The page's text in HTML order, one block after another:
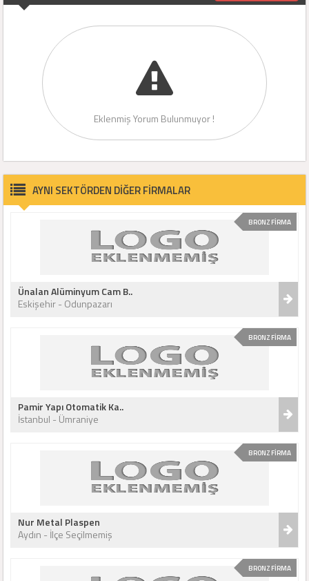
Eklenmiş Yorum Bulunmuyor !
AYNI SEKTÖRDEN DİĞER FİRMALAR
BRONZ FİRMA
Ünalan Alüminyum Cam B..
Eskişehir - Odunpazarı
BRONZ FİRMA
Pamir Yapı Otomatik Ka..
İstanbul - Ümraniye
BRONZ FİRMA
Nur Metal Plaspen
Aydın - İlçe Seçilmemiş
BRONZ FİRMA